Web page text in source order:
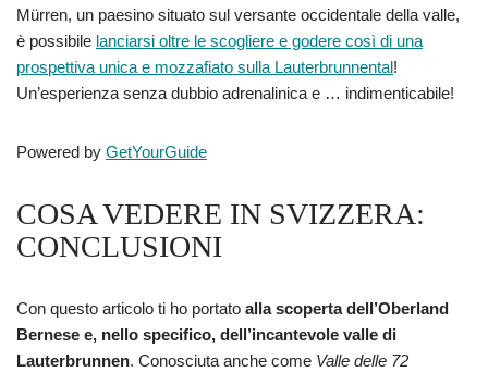
Mürren, un paesino situato sul versante occidentale della valle,
è possibile lanciarsi oltre le scogliere e godere così di una
prospettiva unica e mozzafiato sulla Lauterbrunnental!
Un’esperienza senza dubbio adrenalinica e … indimenticabile!
Powered by GetYourGuide
COSA VEDERE IN SVIZZERA:
CONCLUSIONI
Con questo articolo ti ho portato alla scoperta dell’Oberland
Bernese e, nello specifico, dell’incantevole valle di
Lauterbrunnen. Conosciuta anche come Valle delle 72